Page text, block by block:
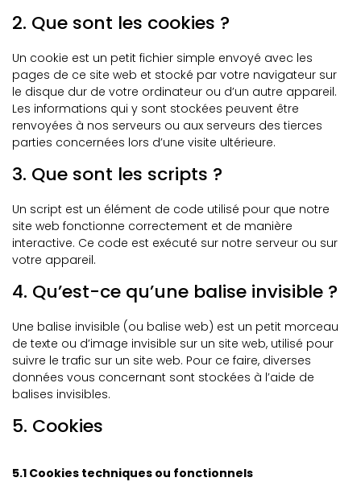
2. Que sont les cookies ?
Un cookie est un petit fichier simple envoyé avec les
pages de ce site web et stocké par votre navigateur sur
le disque dur de votre ordinateur ou d’un autre appareil.
Les informations qui y sont stockées peuvent être
renvoyées à nos serveurs ou aux serveurs des tierces
parties concernées lors d’une visite ultérieure.
3. Que sont les scripts ?
Un script est un élément de code utilisé pour que notre
site web fonctionne correctement et de manière
interactive. Ce code est exécuté sur notre serveur ou sur
votre appareil.
4. Qu’est-ce qu’une balise invisible ?
Une balise invisible (ou balise web) est un petit morceau
de texte ou d’image invisible sur un site web, utilisé pour
suivre le trafic sur un site web. Pour ce faire, diverses
données vous concernant sont stockées à l’aide de
balises invisibles.
5. Cookies
5.1 Cookies techniques ou fonctionnels